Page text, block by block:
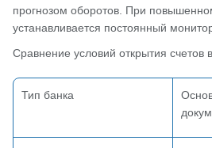
прогнозом оборотов. При
устанавливается постоянный
Сравнение условий открытия счетов
Тип банка